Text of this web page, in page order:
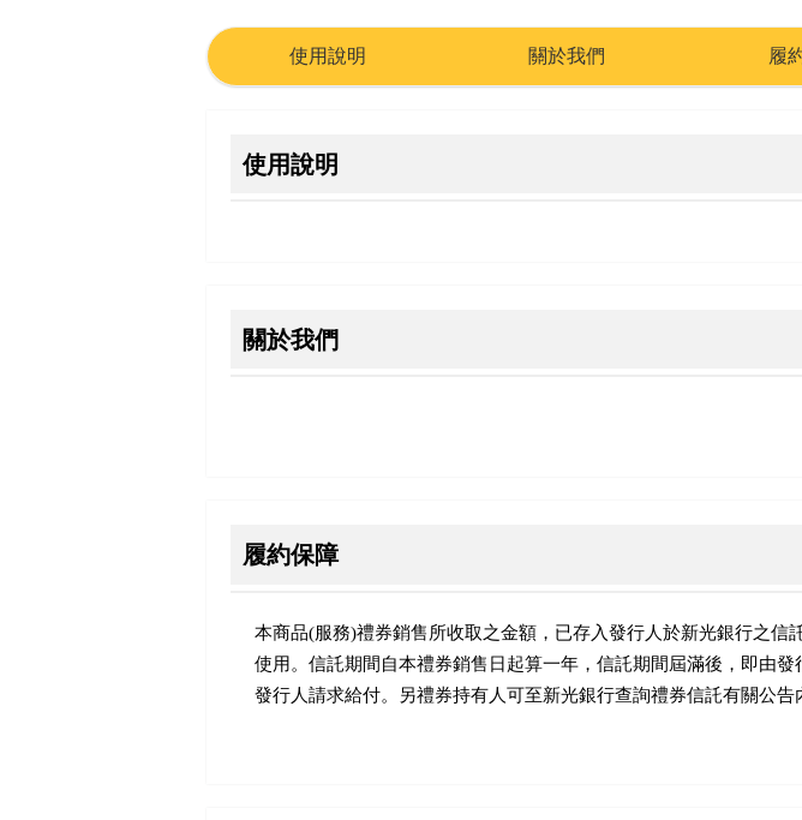
使用說明 關於我們 履
使用說明
關於我們
履約保障
本商品(服務)禮券銷售所收取之金額，已存入發行人於新光銀行之
使用。信託期間自本禮券銷售日起算一年，信託期間屆滿後，即由
發行人請求給付。另禮券持有人可至新光銀行查詢禮券信託有關公告